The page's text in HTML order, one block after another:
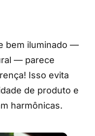
bem iluminado —
— parece
Isso evita
de produto e
harmônicas.